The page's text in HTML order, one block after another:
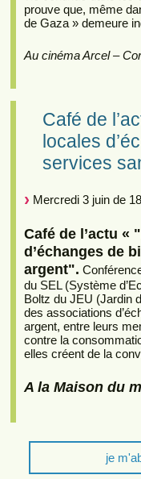
prouve que, même
de Gaza » demeure
Au cinéma Arcel –
Café de
locales
services
Mercredi 3 juin de
Café de l’actu «
d’échanges de
argent".
du SEL (Système
Boltz du JEU (Jardin
des associations
argent, entre leurs
contre la
elles créent de la
A la Maison du
je